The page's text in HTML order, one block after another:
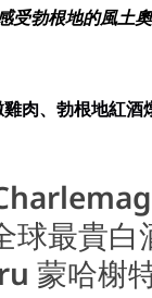
受勃根地的風土
肉、勃根地紅酒
球最貴白
蒙哈榭